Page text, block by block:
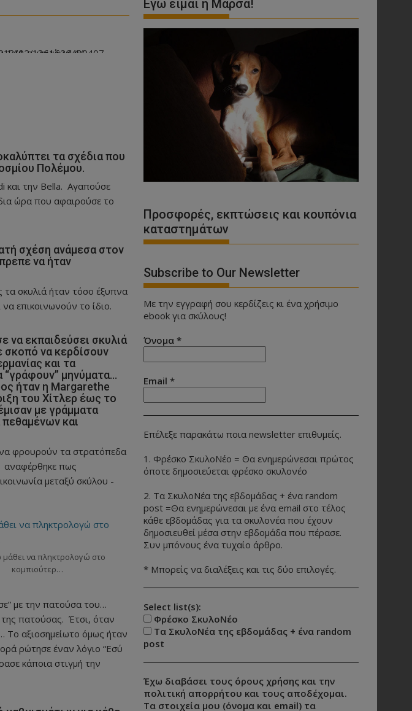
τα σχέδια που
Πολέμου.
και την Bella. Αγαπούσε
ώρα που αφαιρούσε το
σχέση ανάμεσα στον
να ήταν
σκυλιά ήταν τόσο έξυπνα
επικοινωνούν το ίδιο.
να εκπαιδεύσει σκυλιά
σκοπό να κερδίσουν
και τα
“γράφουν” μηνύματα…
ήταν η Margarethe
του Χίτλερ έως το
με γράμματα
πεθαμένων και
φρουρούν τα στρατόπεδα
αναφέρθηκε πως
μεταξύ σκύλου -
να πληκτρολογώ στο
κομπιούτερ…
με την πατούσα του…
της πατούσας. Έτσι, όταν
Το αξιοσημείωτο όμως ήταν
ρώτησε έναν λόγιο “Εσύ
κάποια στιγμή την
Εγώ είμαι η Μάρσα!
Προσφορές, εκπτώσεις και κουπόνια
καταστημάτων
Subscribe to Our Newsletter
Με την εγγραφή σου κερδίζεις κι ένα χρήσιμο
ebook για σκύλους!
Όνομα *
Email *
Επέλεξε παρακάτω ποια newsletter επιθυμείς.
1. Φρέσκο ΣκυλοΝέο = Θα ενημερώνεσαι πρώτος
όποτε δημοσιεύεται φρέσκο σκυλονέο
2. Τα ΣκυλοΝέα της εβδομάδας + ένα random
post =Θα ενημερώνεσαι με ένα email στο τέλος
κάθε εβδομάδας για τα σκυλονέα που έχουν
δημοσιευθεί μέσα στην εβδομάδα που πέρασε.
Συν μπόνους ένα τυχαίο άρθρο.
* Μπορείς να διαλέξεις και τις δύο επιλογές.
Select list(s):
Φρέσκο ΣκυλοΝέο
Τα ΣκυλοΝέα της εβδομάδας + ένα random
post
Έχω διαβάσει τους όρους χρήσης και την
πολιτική απορρήτου και τους αποδέχομαι.
Τα στοιχεία μου (όνομα και email) τα